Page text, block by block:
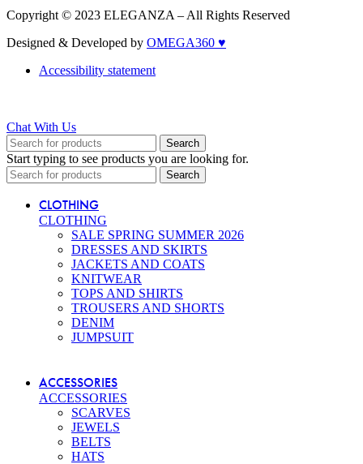
Copyright © 2023 ELEGANZA – All Rights Reserved
Designed & Developed by OMEGA360 ♥
Accessibility statement
Chat With Us
Search
Start typing to see products you are looking for.
Search
CLOTHING
CLOTHING
SALE SPRING SUMMER 2026
DRESSES AND SKIRTS
JACKETS AND COATS
KNITWEAR
TOPS AND SHIRTS
TROUSERS AND SHORTS
DENIM
JUMPSUIT
ACCESSORIES
ACCESSORIES
SCARVES
JEWELS
BELTS
HATS